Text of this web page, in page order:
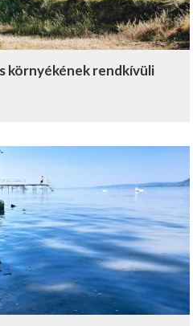
környékének rendkívüli